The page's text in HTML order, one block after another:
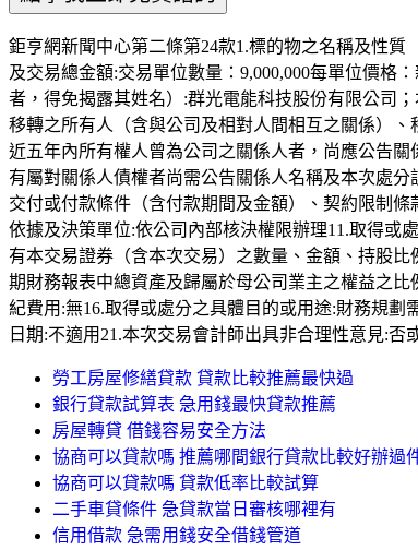
鉅亨網新聞中心第二條第24款1.標的物之名稱及性質
及交易總金額:交易單位數量：9,000,000每單位價格
者，得免揭露其姓名）:群光電能科技股份有限公司
移轉之所有人（含與公司及相對人間相互之關係）
近五年內所有權人曾為公司之關係人者，尚應公告
有屬對關係人債權者尚需公告關係人名稱及本次處
交付或付款條件（含付款期間及金額）、契約限制
依據及決策單位:依公司內部核決權限辦理11.取得或
有本交易證券（含本次交易）之數量、金額、持股
期財務報表中總資產及歸屬於母公司業主之權益之
紀費用:無16.取得或處分之具體目的或用途:財務規劃
日期:不適用21.本次交易會計師出具非合理性意見:否
勞工房屋修繕貸款 貸款比較推薦最快過
銀行貸款試算表 急用錢最快貸款推薦
房屋轉貸 借錢容易安全方法
協商可以貸款嗎 推薦哪間銀行貸款比較好辦過
協商可以貸款嗎 貸款低率比較試算
二手車貸條件 急貸款當日審核哪裡有
信用借款 急需用錢安全借錢管道